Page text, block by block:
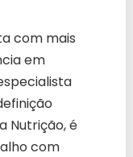
com mais
em
Nutrição, é
com